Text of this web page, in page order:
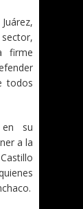
firme
todos
en su
a la